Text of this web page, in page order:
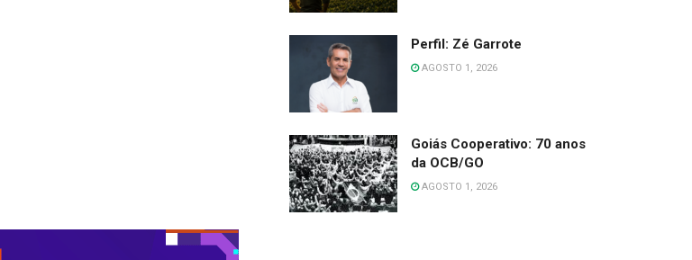
Perfil: Zé Garrote
AGOSTO 1, 2026
Goiás Cooperativo: 70 anos
da OCB/GO
AGOSTO 1, 2026